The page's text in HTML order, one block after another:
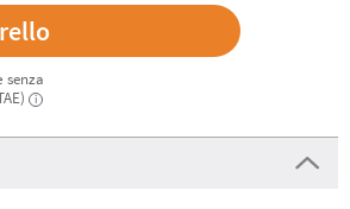
senza
i